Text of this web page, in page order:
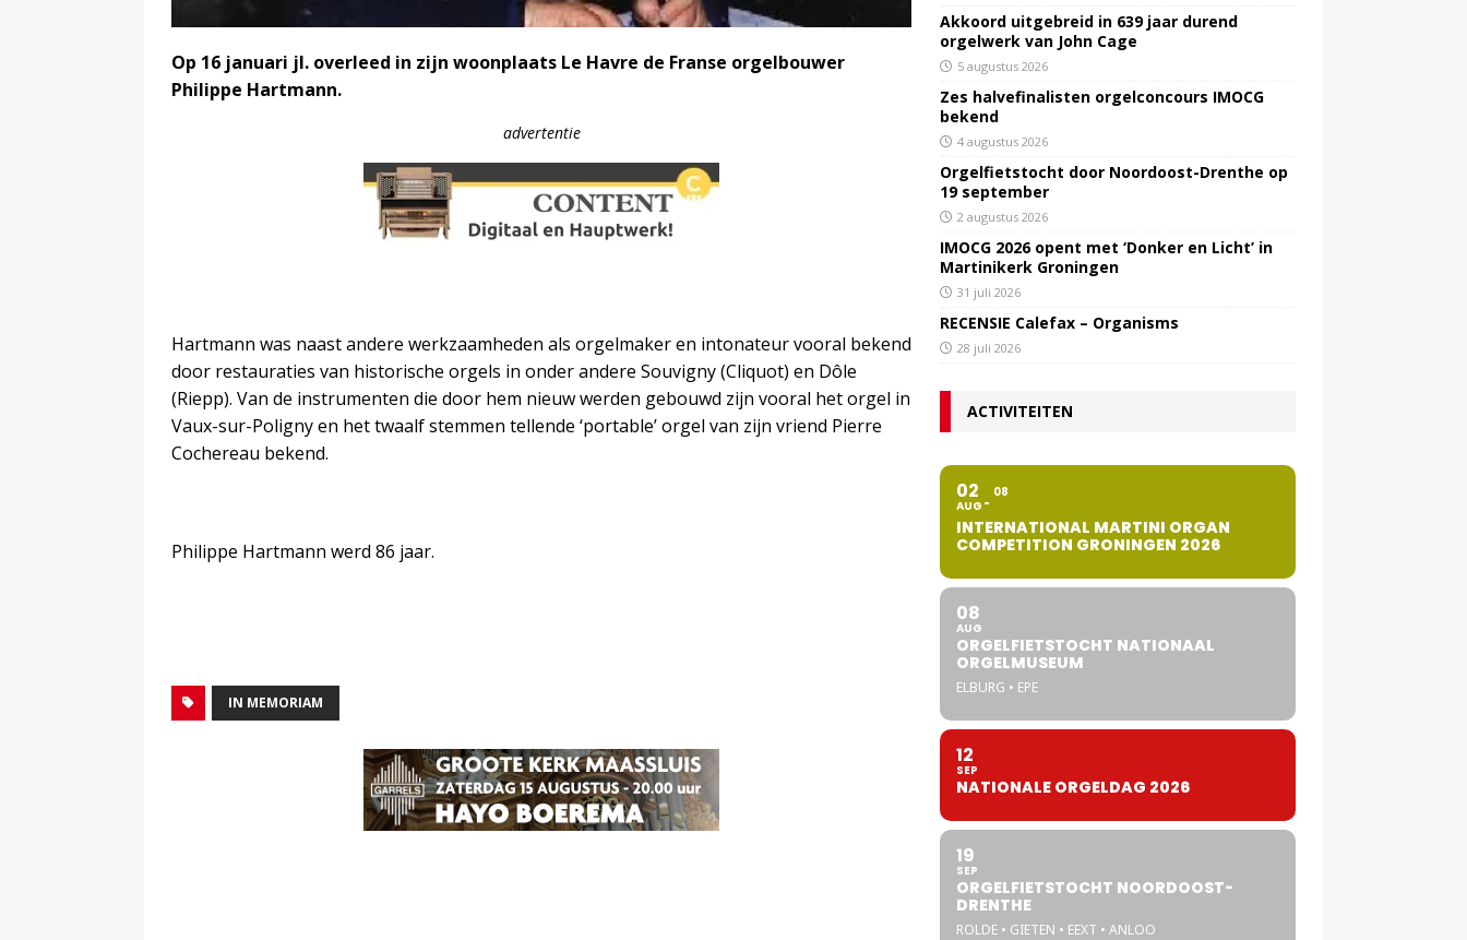
Op 16 januari jl. overleed in zijn woonplaats Le Havre de Franse orgelbouwer
Philippe Hartmann.
advertentie
Hartmann was naast andere werkzaamheden als orgelmaker en intonateur vooral bekend
door restauraties van historische orgels in onder andere Souvigny (Cliquot) en Dôle
(Riepp). Van de instrumenten die door hem nieuw werden gebouwd zijn vooral het orgel in
Vaux-sur-Poligny en het twaalf stemmen tellende ‘portable’ orgel van zijn vriend Pierre
Cochereau bekend.
Philippe Hartmann werd 86 jaar.
IN MEMORIAM
Akkoord uitgebreid in 639 jaar durend
orgelwerk van John Cage
5 augustus 2026
Zes halvefinalisten orgelconcours IMOCG
bekend
4 augustus 2026
Orgelfietstocht door Noordoost-Drenthe op
19 september
2 augustus 2026
IMOCG 2026 opent met ‘Donker en Licht’ in
Martinikerk Groningen
31 juli 2026
RECENSIE Calefax – Organisms
28 juli 2026
ACTIVITEITEN
02
AUG
08
INTERNATIONAL MARTINI ORGAN
COMPETITION GRONINGEN 2026
08
AUG
ORGELFIETSTOCHT NATIONAAL
ORGELMUSEUM
ELBURG • EPE
12
SEP
NATIONALE ORGELDAG 2026
19
SEP
ORGELFIETSTOCHT NOORDOOST-
DRENTHE
ROLDE • GIETEN • EEXT • ANLOO